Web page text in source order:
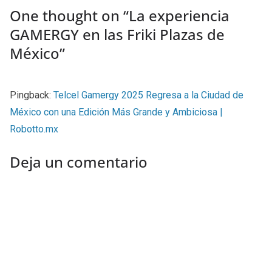
One thought on “La experiencia
GAMERGY en las Friki Plazas de
México”
Pingback: Telcel Gamergy 2025 Regresa a la Ciudad de
México con una Edición Más Grande y Ambiciosa |
Robotto.mx
Deja un comentario